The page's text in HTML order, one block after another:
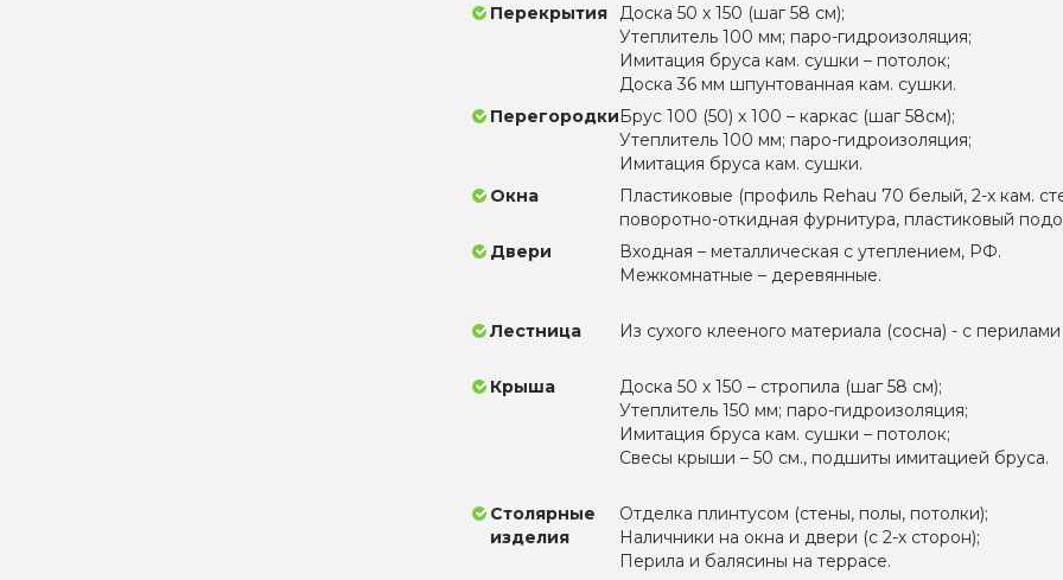
Перекрытия
Доска 50 х 150 (шаг 58 см);
Утеплитель 100 мм; паро-гидроизоляция;
Имитация бруса кам. сушки – потолок;
Доска 36 мм шпунтованная кам. сушки.
ПерегородкиБрус 100 (50) х 100 – каркас (шаг 58см);
Утеплитель 100 мм; паро-гидроизоляция;
Имитация бруса кам. сушки.
Окна
Пластиковые (профиль Rehau 70 белый, 2-х кам.
поворотно-откидная фурнитура, пластиковый
Двери
Входная – металлическая с утеплением, РФ.
Межкомнатные – деревянные.
Лестница Из сухого клееного материала (сосна) - с
Крыша
Доска 50 х 150 – стропила (шаг 58 см);
Утеплитель 150 мм; паро-гидроизоляция;
Имитация бруса кам. сушки – потолок;
Свесы крыши – 50 см., подшиты имитацией бруса.
Столярные
изделия
Отделка плинтусом (стены, полы, потолки);
Наличники на окна и двери (с 2-х сторон);
Перила и балясины на террасе.